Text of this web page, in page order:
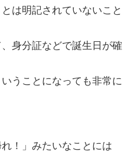
は明記されていないこと
身分証などで誕生日が確
うことになっても非常に
！」みたいなことには